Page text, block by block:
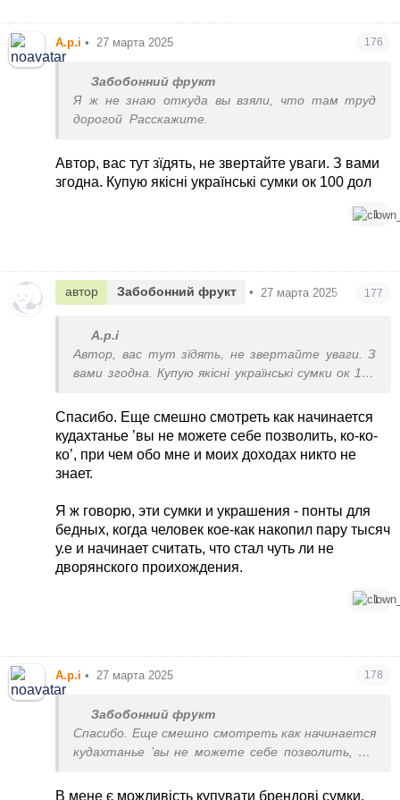
А.р.і • 27 марта 2025 176
Забобонний фрукт
Я ж не знаю откуда вы взяли, что там труд
дорогой Расскажите.
Автор, вас тут зїдять, не звертайте уваги. З вами
згодна. Купую якісні українські сумки ок 100 дол
1
автор Забобонний фрукт • 27 марта 2025 177
А.р.і
Автор, вас тут зїдять, не звертайте уваги. З
вами згодна. Купую якісні українські сумки ок 100
Спасибо. Еще смешно смотреть как начинается
кудахтанье ’вы не можете себе позволить, ко-ко-
ко’, при чем обо мне и моих доходах никто не
знает.
Я ж говорю, эти сумки и украшения - понты для
бедных, когда человек кое-как накопил пару тысяч
у.е и начинает считать, что стал чуть ли не
дворянского проихождения.
1
А.р.і • 27 марта 2025 178
Забобонний фрукт
Спасибо. Еще смешно смотреть как начинается
кудахтанье ’вы не можете себе позволить, ко-
знает.
В мене є можливість купувати брендові сумки.